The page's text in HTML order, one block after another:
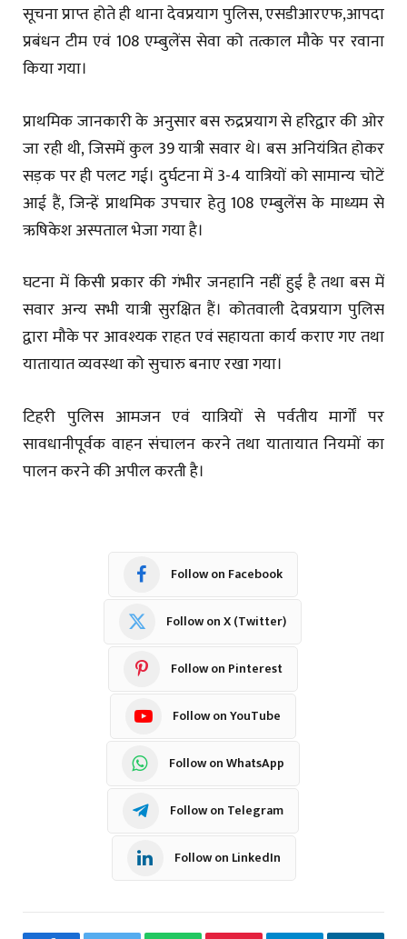
सूचना प्राप्त होते ही थाना देवप्रयाग पुलिस, एसडीआरएफ,आपदा
प्रबंधन टीम एवं 108 एम्बुलेंस सेवा को तत्काल मौके पर रवाना
किया गया।
प्राथमिक जानकारी के अनुसार बस रुद्रप्रयाग से हरिद्वार की ओर
जा रही थी, जिसमें कुल 39 यात्री सवार थे। बस अनियंत्रित होकर
सड़क पर ही पलट गई। दुर्घटना में 3-4 यात्रियों को सामान्य चोटें
आई हैं, जिन्हें प्राथमिक उपचार हेतु 108 एम्बुलेंस के माध्यम से
ऋषिकेश अस्पताल भेजा गया है।
घटना में किसी प्रकार की गंभीर जनहानि नहीं हुई है तथा बस में
सवार अन्य सभी यात्री सुरक्षित हैं। कोतवाली देवप्रयाग पुलिस
द्वारा मौके पर आवश्यक राहत एवं सहायता कार्य कराए गए तथा
यातायात व्यवस्था को सुचारु बनाए रखा गया।
टिहरी पुलिस आमजन एवं यात्रियों से पर्वतीय मार्गों पर
सावधानीपूर्वक वाहन संचालन करने तथा यातायात नियमों का
पालन करने की अपील करती है।
Follow on Facebook
Follow on X (Twitter)
Follow on Pinterest
Follow on YouTube
Follow on WhatsApp
Follow on Telegram
Follow on LinkedIn